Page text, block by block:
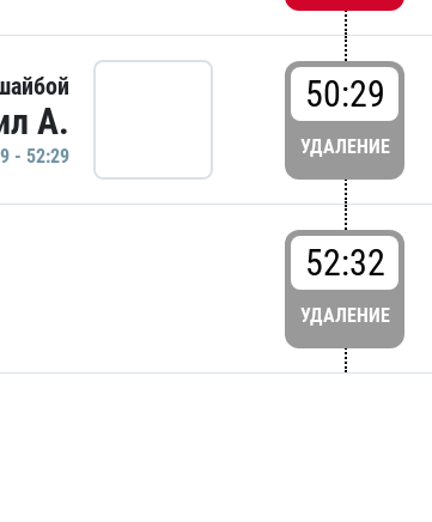
А.
- 52:29
50:29
УДАЛЕНИЕ
52:32
УДАЛЕНИЕ